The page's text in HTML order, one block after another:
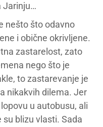
Jarinju…
nešto što odavno
i obične okrivljene.
zastarelost, zato
nego što je
to zastarevanje je
nikakvih dilema. Jer
u autobusu, ali
blizu vlasti. Sada